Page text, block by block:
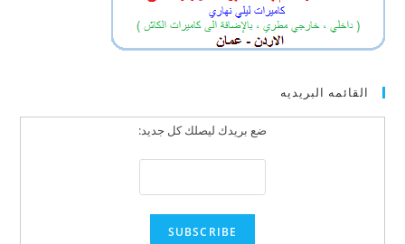
القائمه البريديه
ضع بريدك ليصلك كل جديد: